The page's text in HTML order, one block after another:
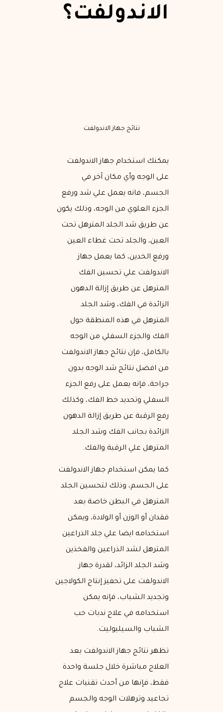
الاندولفت؟
نتائج جهاز الاندولفت
يمكنك استخدام جهاز الاندولفت
على الوجه وأي مكان آخر في
الجسم، فانه يعمل علي شد ورفع
الجزء العلوي من الوجه، وذلك يكون
عن طريق شد الجلد المترهل تحت
العين، والجلد تحت غطاء العين
ورفع الخدين، كما يعمل جهاز
الاندولفت علي تحسين الفك
المترهل عن طريق إزالة الدهون
الزائدة في الفك، وشد الجلد
المترهل في هذه المنطقة حول
الفك والجزء السفلي من الوجه
بالكامل، فإن نتائج جهاز الاندولفت
من افضل نتائج شد الوجه بدون
جراحة، فإنه يعمل على رفع الجزء
السفلي وتحديد خط الفك، وكذلك
رفع الرقبة عن طريق إزالة الدهون
الزائدة بجانب الفك وشد الجلد
المترهل علي الرقبة والفك.
كما يمكن استخدام جهاز الاندولفت
على الجسم، وذلك لتحسين الجلد
المترهل في البطن خاصة بعد
فقدان أو الوزن أو الولادة، ويمكن
استخدامه ايضا علي جلد الذراعين
المترهل لشد الذراعين والفخذين
وشد الجلد الزائد، لقدرة جهاز
الاندولفت على تحفيز إنتاج الكولاجين
وتجديد الشباب، فإنه يمكن
استخدامه في علاج ندبات حب
الشباب والسيليوليت.
تظهر نتائج جهاز الاندولفت بعد
العلاج مباشرة خلال جلسة واحدة
فقط، فإنها من أحدث تقنيات علاج
تجاعيد وترهلات الوجه والجسم